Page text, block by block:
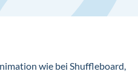
wie bei Shuffleboard,